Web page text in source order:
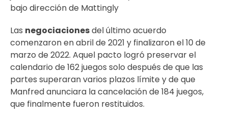
bajo dirección de Mattingly
Las negociacionesdel último acuerdo
comenzaron en abril de 2021 y finalizaron el 10 de
marzo de 2022. Aquel pacto logró preservar el
calendario de 162 juegos solo después de que las
partes superaran varios plazos límite y de que
Manfred anunciara la cancelación de 184 juegos,
que finalmente fueron restituidos.